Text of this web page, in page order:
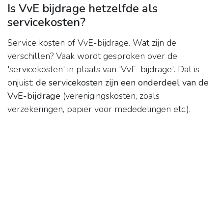
Is VvE bijdrage hetzelfde als
servicekosten?
Service kosten of VvE-bijdrage. Wat zijn de
verschillen? Vaak wordt gesproken over de
'servicekosten' in plaats van 'VvE-bijdrage'. Dat is
onjuist: de servicekosten zijn een onderdeel van de
VvE-bijdrage (verenigingskosten, zoals
verzekeringen, papier voor mededelingen etc.).